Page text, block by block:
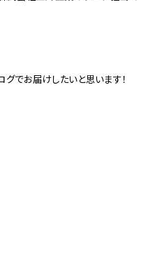
でお届けしたいと思います！